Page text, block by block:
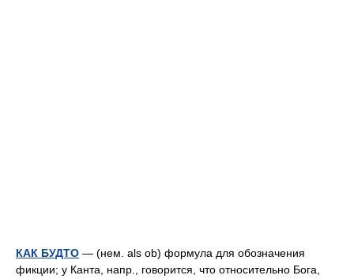
КАК БУДТО — (нем. als ob) формула для обозначения
фикции; у Канта, напр., говорится, что относительно Бога,